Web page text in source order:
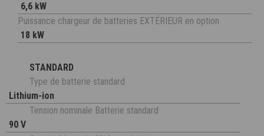
6,6 kW
Puissance chargeur de batteries EXTÉRIEUR en option
18 kW
STANDARD
Type de batterie standard
Lithium-ion
Tension nominale Batterie standard
90 V